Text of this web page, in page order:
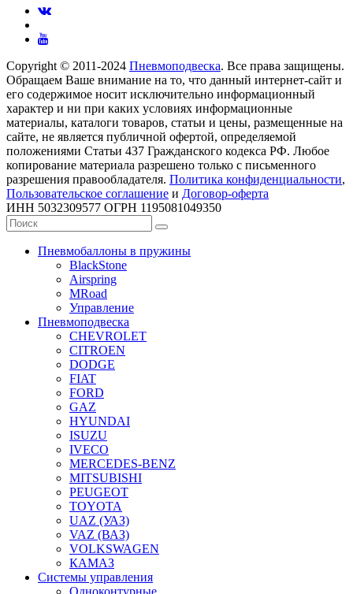
Copyright © 2011-2024 Пневмоподвеска. Все права защищены.
Обращаем Ваше внимание на то, что данный интернет-сайт и
его содержимое носит исключительно информационный
характер и ни при каких условиях информационные
материалы, каталоги товаров, статьи и цены, размещенные на
сайте, не является публичной офертой, определяемой
положениями Статьи 437 Гражданского кодекса РФ. Любое
копирование материала разрешено только с письменного
разрешения правообладателя. Политика конфиденциальности,
Пользовательское соглашение и Договор-оферта
ИНН 5032309577 ОГРН 1195081049350
Пневмобаллоны в пружины
BlackStone
Airspring
MRoad
Управление
Пневмоподвеска
CHEVROLET
CITROEN
DODGE
FIAT
FORD
GAZ
HYUNDAI
ISUZU
IVECO
MERCEDES-BENZ
MITSUBISHI
PEUGEOT
TOYOTA
UAZ (УАЗ)
VAZ (ВАЗ)
VOLKSWAGEN
КАМАЗ
Системы управления
Одноконтурные